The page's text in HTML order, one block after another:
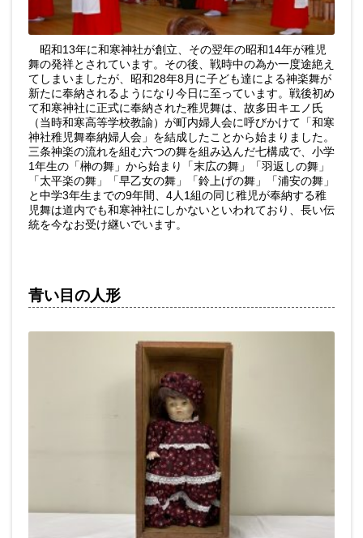
昭和13年に和寒神社が創立、その翌年の昭和14年が稚児
舞の発祥とされています。その後、戦時中の為か一度途絶え
てしまいましたが、昭和28年8月に子ども達による神楽舞が
新たに奉納されるようになり今日に至っています。戦後初め
て和寒神社に正式に奉納された稚児舞は、故多田キエノ氏
（当時和寒高等学校教諭）が町内婦人会に呼びかけて「和寒
神社稚児舞奉納婦人会」を結成したことから始まりました。
三条神楽の流れを組む六つの舞を組み込んだ七構成で、小学
1年生の「榊の舞」から始まり「末広の舞」「羽返しの舞」
「太平楽の舞」「早乙女の舞」「鈴上げの舞」「浦安の舞」
と中学3年生までの9年間、4人1組の同じ稚児が奉納する稚
児舞は道内でも和寒神社にしかないといわれており、長い伝
統を今なお受け継いでいます。
青い目の人形